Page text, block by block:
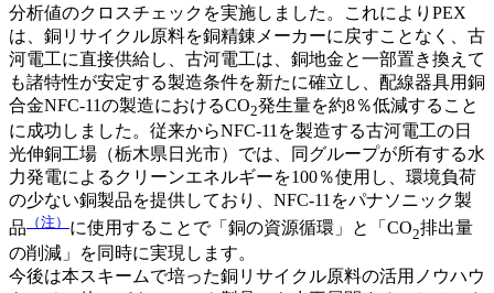
分析値のクロスチェックを実施しました。これによりPEX
は、銅リサイクル原料を銅精錬メーカーに戻すことなく、古
河電工に直接供給し、古河電工は、銅地金と一部置き換えて
も諸特性が安定する製造条件を新たに確立し、配線器具用銅
合金NFC-11の製造におけるCO2発生量を約8％低減すること
に成功しました。従来からNFC-11を製造する古河電工の日
光伸銅工場（栃木県日光市）では、同グループが所有する水
力発電によるクリーンエネルギーを100％使用し、環境負荷
の少ない銅製品を提供しており、NFC-11をパナソニック製
品 （注） に使用することで「銅の資源循環」と「CO2排出量
の削減」を同時に実現します。
今後は本スキームで培った銅リサイクル原料の活用ノウハウ